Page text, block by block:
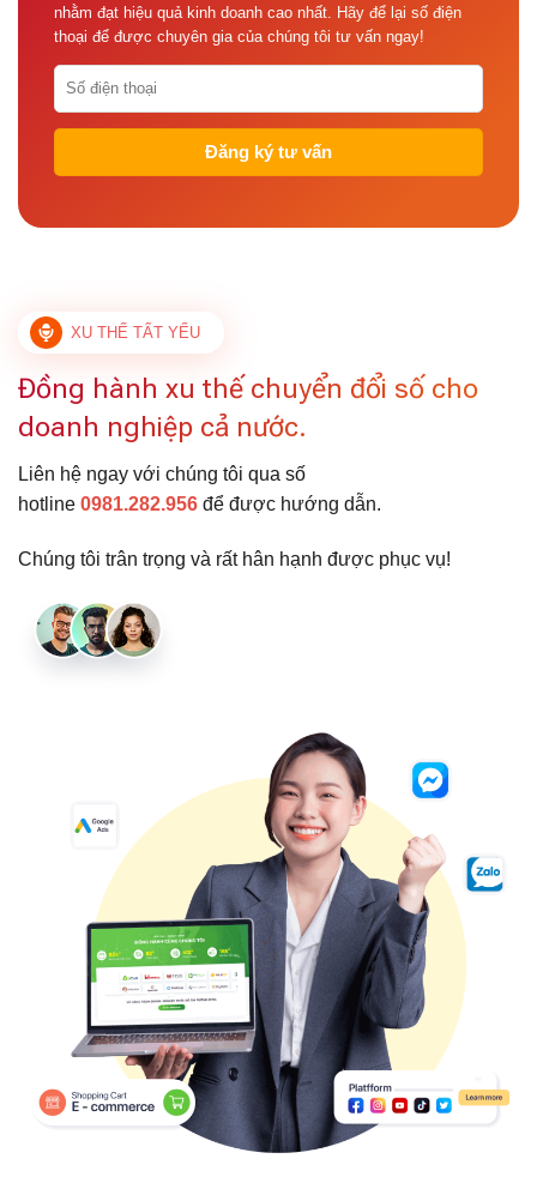
nhằm đạt hiệu quả kinh doanh cao nhất. Hãy để lại số điện
thoại để được chuyên gia của chúng tôi tư vấn ngay!
XU THẾ TẤT YẾU
Đồng hành xu thế chuyển đổi số cho
doanh nghiệp cả nước.
Liên hệ ngay với chúng tôi qua số
hotline 0981.282.956 để được hướng dẫn.
Chúng tôi trân trọng và rất hân hạnh được phục vụ!